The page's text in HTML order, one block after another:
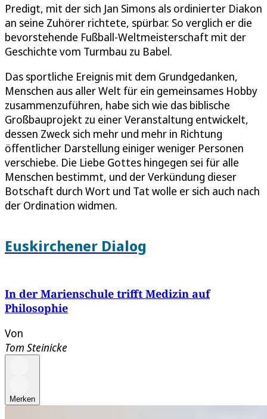
Predigt, mit der sich Jan Simons als ordinierter Diakon
an seine Zuhörer richtete, spürbar. So verglich er die
bevorstehende Fußball-Weltmeisterschaft mit der
Geschichte vom Turmbau zu Babel.
Das sportliche Ereignis mit dem Grundgedanken,
Menschen aus aller Welt für ein gemeinsames Hobby
zusammenzuführen, habe sich wie das biblische
Großbauprojekt zu einer Veranstaltung entwickelt,
dessen Zweck sich mehr und mehr in Richtung
öffentlicher Darstellung einiger weniger Personen
verschiebe. Die Liebe Gottes hingegen sei für alle
Menschen bestimmt, und der Verkündung dieser
Botschaft durch Wort und Tat wolle er sich auch nach
der Ordination widmen.
Euskirchener Dialog
In der Marienschule trifft Medizin auf
Philosophie
Von
Tom Steinicke
Merken